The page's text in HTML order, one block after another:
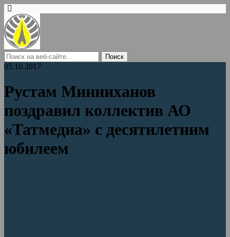
05.10.2017
Рустам Минниханов
поздравил коллектив АО
«Татмедиа» с десятилетним
юбилеем